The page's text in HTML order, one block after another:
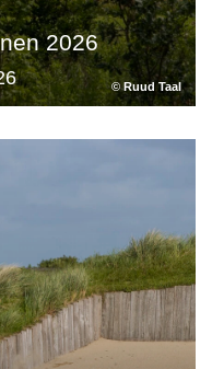
© Ruud Taal
2026